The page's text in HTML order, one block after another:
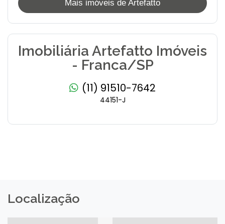
Mais imóveis de Artefatto
Imobiliária Artefatto Imóveis
- Franca/SP
(11) 91510-7642
44151-J
Localização